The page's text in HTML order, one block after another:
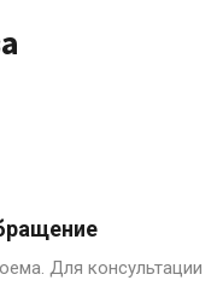
Для консультации